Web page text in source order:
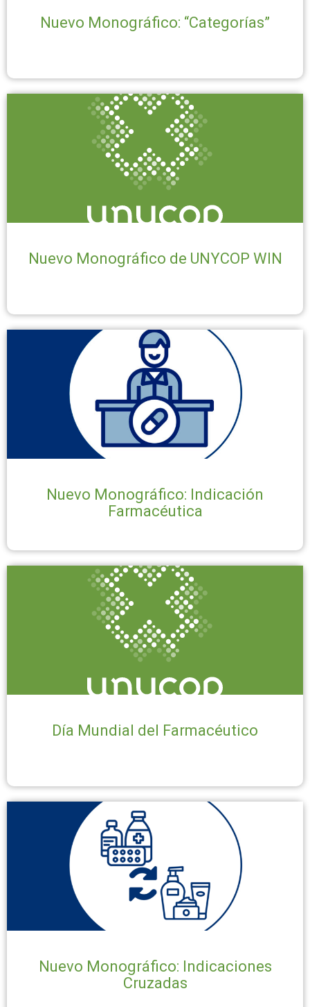
Nuevo Monográfico: “Categorías”
Nuevo Monográfico de UNYCOP WIN
Nuevo Monográfico: Indicación
Farmacéutica
Día Mundial del Farmacéutico
Nuevo Monográfico: Indicaciones
Cruzadas